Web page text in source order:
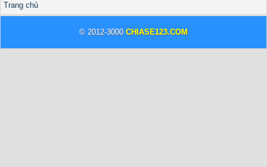
Trang chủ
© 2012-3000 CHIASE123.COM